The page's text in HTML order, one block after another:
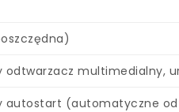
odtwarzacz multimedialny,
autostart (automatyczne